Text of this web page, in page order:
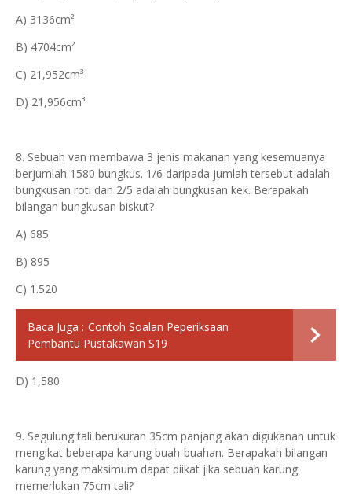
A) 3136cm²
B) 4704cm²
C) 21,952cm³
D) 21,956cm³
8. Sebuah van membawa 3 jenis makanan yang kesemuanya
berjumlah 1580 bungkus. 1/6 daripada jumlah tersebut adalah
bungkusan roti dan 2/5 adalah bungkusan kek. Berapakah
bilangan bungkusan biskut?
A) 685
B) 895
C) 1.520
Baca Juga : Contoh Soalan Peperiksaan
Pembantu Pustakawan S19
D) 1,580
9. Segulung tali berukuran 35cm panjang akan digukanan untuk
mengikat beberapa karung buah-buahan. Berapakah bilangan
karung yang maksimum dapat diikat jika sebuah karung
memerlukan 75cm tali?